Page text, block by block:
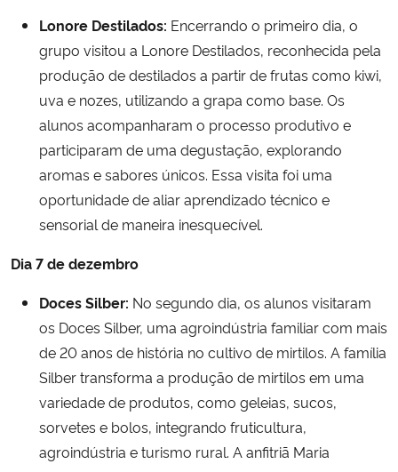
Lonore Destilados: Encerrando o primeiro dia, o
grupo visitou a Lonore Destilados, reconhecida pela
produção de destilados a partir de frutas como kiwi,
uva e nozes, utilizando a grapa como base. Os
alunos acompanharam o processo produtivo e
participaram de uma degustação, explorando
aromas e sabores únicos. Essa visita foi uma
oportunidade de aliar aprendizado técnico e
sensorial de maneira inesquecível.
Dia 7 de dezembro
Doces Silber: No segundo dia, os alunos visitaram
os Doces Silber, uma agroindústria familiar com mais
de 20 anos de história no cultivo de mirtilos. A família
Silber transforma a produção de mirtilos em uma
variedade de produtos, como geleias, sucos,
sorvetes e bolos, integrando fruticultura,
agroindústria e turismo rural. A anfitriã Maria